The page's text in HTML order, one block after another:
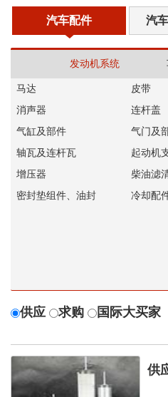
汽车配件 汽
发动机系统
马达 皮带
消声器
连杆盖
气缸及部件
气门及
轴瓦及连杆瓦
起动机
增压器
柴油滤
密封垫组件、油封
冷却配
供应 求购 国际大买家
供